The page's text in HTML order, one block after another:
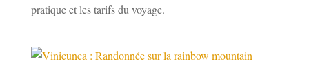
pratique et les tarifs du voyage.